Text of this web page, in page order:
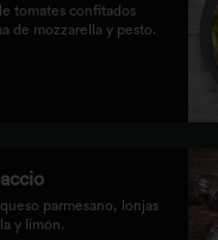
tomates confitados
de mozzarella y pesto.
parmesano, lonjas
y limón.